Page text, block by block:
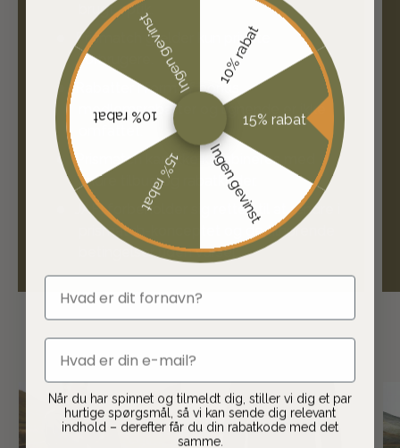
brugt optik.
Prismatch gælder kun private
forbrugere.
Rabatter i form af bonus,
medlemsrabatter og lignende er ikke
Prismatch kan ikke kombineres med
andre tilbud og rabatkoder.
JAFI forbeholder sig retten til at ændre i
prismatch-konceptet og de tilhørende
betingelser uden varsel.
10% rabat
15% rabat
Ingen gevinst
15% rabat
10% rabat
Ingen gevinst
fornavn
email
Når du har spinnet og tilmeldt dig, stiller vi dig et par
hurtige spørgsmål, så vi kan sende dig relevant
indhold – derefter får du din rabatkode med det
samme.